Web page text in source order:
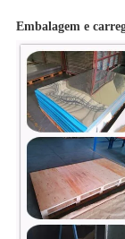
Embalagem e